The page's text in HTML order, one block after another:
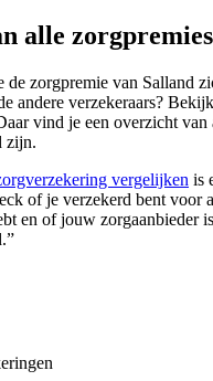
alle zorgpremies
de zorgpremie van Salland
andere verzekeraars?
vind je een overzicht van
zijn.
vergelijken is
of je verzekerd bent voor
en of jouw zorgaanbieder is